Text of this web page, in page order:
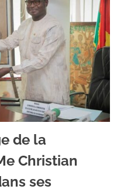
de la
Christian
ses